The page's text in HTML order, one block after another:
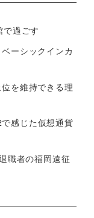
過ごす
ーシックインカ
を維持できる理
感じた仮想通貨
職者の福岡遠征